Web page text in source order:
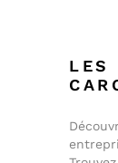
LES